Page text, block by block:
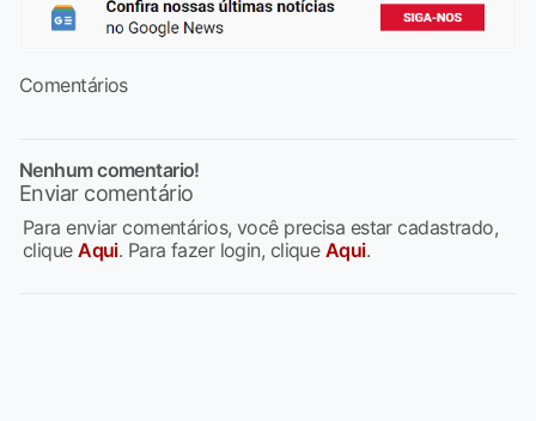
Comentários
Nenhum comentario!
Enviar comentário
Para enviar comentários, você precisa estar cadastrado,
cliqueAqui. Para fazer login, clique Aqui.